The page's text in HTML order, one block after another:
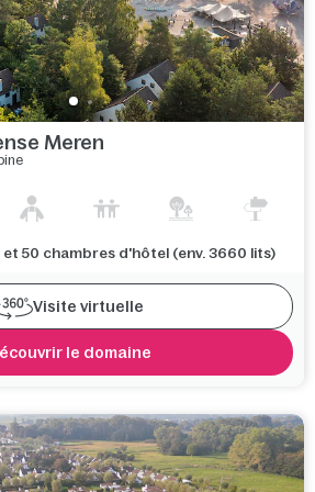
Meren
50 chambres d'hôtel (env. 3660 lits)
Visite virtuelle
le domaine